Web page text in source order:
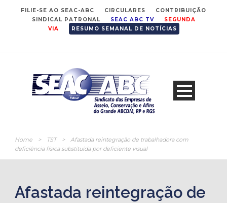
FILIE-SE AO SEAC-ABC CIRCULARES
CONTRIBUIÇÃO
SINDICAL PATRONAL
SEAC ABC TV
SEGUNDA
VIA
RESUMO SEMANAL DE NOTÍCIAS
Home > TST >
Afastada reintegração de trabalhadora com
deficiência física substituída por deficiente visual
Afastada reintegração de